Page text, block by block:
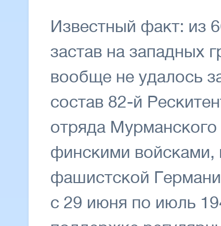
Известный факт: из
застав на западных
вообще не удалось
состав 82-й
отряда
финскими войсками,
фашистской
с 29 июня по июль